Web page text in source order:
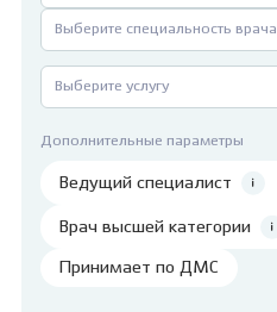
Выберите специальность врача
Выберите услугу
Дополнительные параметры
Ведущий специалист
Врач высшей категории
Принимает по ДМС